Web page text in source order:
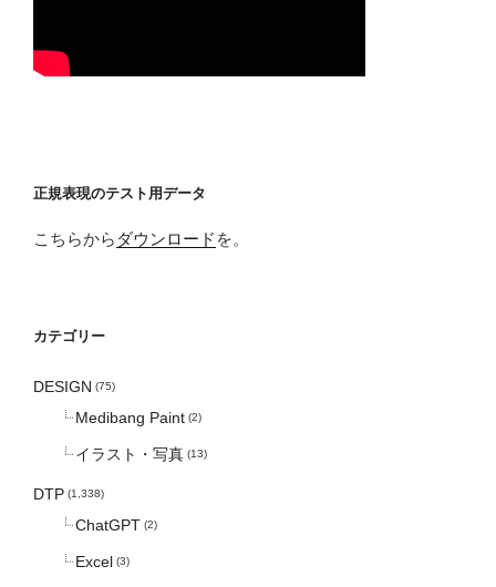
正規表現のテスト用データ
こちらから ダウンロード を。
カテゴリー
DESIGN (75)
Medibang Paint (2)
イラスト・写真 (13)
DTP (1,338)
ChatGPT (2)
Excel (3)